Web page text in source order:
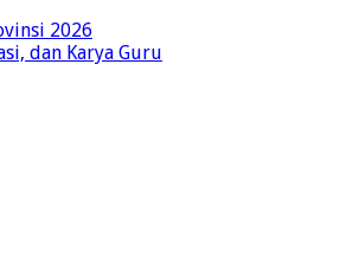
2026
dan Karya Guru